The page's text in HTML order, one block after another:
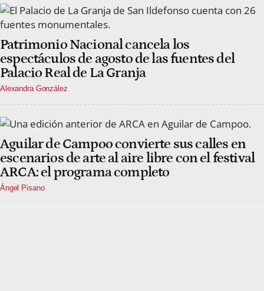
Patrimonio Nacional cancela los
espectáculos de agosto de las fuentes del
Palacio Real de La Granja
Alexandra González
Aguilar de Campoo convierte sus calles en
escenarios de arte al aire libre con el festival
ARCA: el programa completo
Ángel Pisano